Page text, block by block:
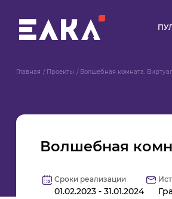
Главная Проекты Волшебная комната.
Волшебная
Сроки реализации
01.02.2023 - 31.01.2024